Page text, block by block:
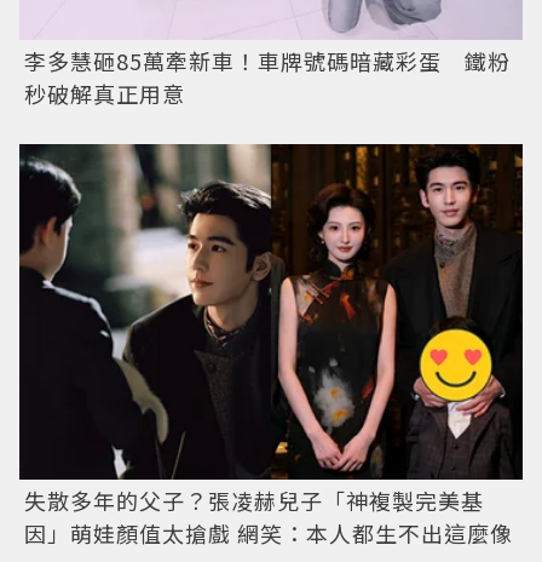
李多慧砸85萬牽新車！車牌號碼暗藏彩蛋 鐵粉
秒破解真正用意
失散多年的父子？張凌赫兒子「神複製完美基
因」萌娃顏值太搶戲 網笑：本人都生不出這麼像